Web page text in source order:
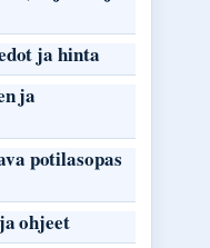
ja hinta
ja
potilasopas
ohjeet